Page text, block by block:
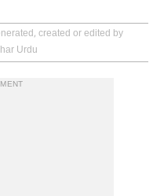
created or edited by
Urdu